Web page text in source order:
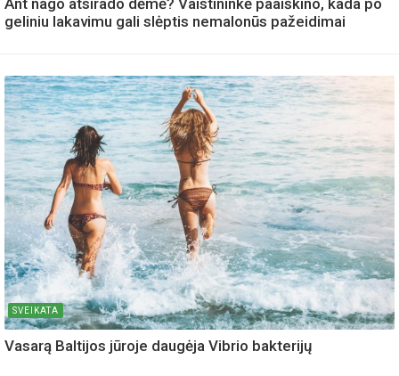
Ant nago atsirado dėmė? Vaistininkė paaiškino, kada po
geliniu lakavimu gali slėptis nemalonūs pažeidimai
SVEIKATA
Vasarą Baltijos jūroje daugėja Vibrio bakterijų